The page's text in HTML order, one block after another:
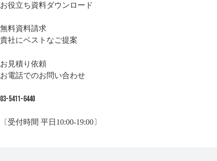
お役立ち資料ダウンロード
無料資料請求
貴社にベストなご提案
お見積り依頼
お電話でのお問い合わせ
03-5411-6440
〔受付時間 平日10:00-19:00〕